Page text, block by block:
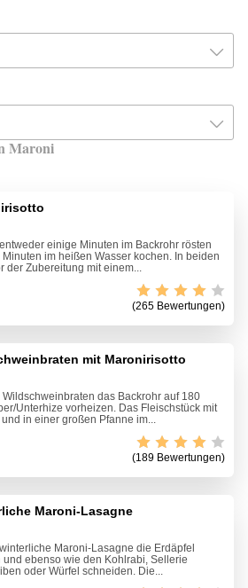
Maroni
einige Minuten im Backrohr rösten
im heißen Wasser kochen. In beiden
der Zubereitung mit einem...
(265 Bewertungen)
mit Maronirisotto
Wildschweinbraten das Backrohr auf 180
Unterhize vorheizen. Das Fleischstück mit
in einer großen Pfanne im...
(189 Bewertungen)
Maroni-Lasagne
Maroni-Lasagne die Erdäpfel
und ebenso wie den Kohlrabi, Sellerie
oder Würfel schneiden. Die...